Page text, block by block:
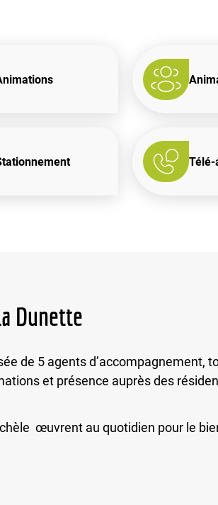
Télé-
Dunette
de 5 agents
et présence auprès des
œuvrent au quotidien pour le